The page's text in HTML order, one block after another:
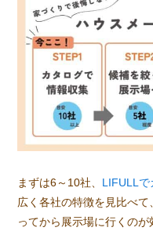
まずは6～10社、 LIFULLで
広く各社の特徴を見比べ
ってから展示場に行くのが